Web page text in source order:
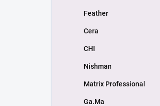
Feather
Cera
CHI
Nishman
Matrix Professional
Ga.Ma